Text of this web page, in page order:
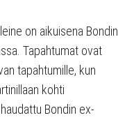
on aikuisena Bondin
Tapahtumat ovat
tapahtumille, kun
kohti
Bondin ex-